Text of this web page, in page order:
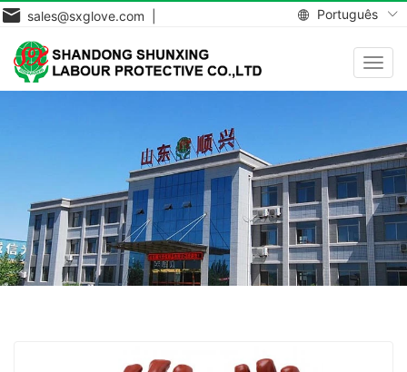
Português
sales@sxglove.com |